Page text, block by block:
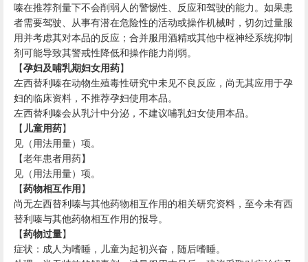
嗪在推荐剂量下不会削弱人的警惕性、反应和驾驶的能力。如果患
者需要驾驶、从事有潜在危险性的活动或操作机械时，切勿过量服
用并考虑其对本品的反应；合并服用酒精或其他中枢神经系统抑制
剂可能导致其警戒性降低和操作能力削弱。
【孕妇及哺乳期妇女用药】
左西替利嗪在动物生殖毒性研究中未见不良反应，尚无其应用于孕
妇的临床资料，不推荐孕妇使用本品。
左西替利嗪会从乳汁中分泌，不建议哺乳妇女使用本品。
【儿童用药】
见（用法用量）项。
【老年患者用药】
见（用法用量）项。
【药物相互作用】
尚无左西替利嗪与其他药物相互作用的相关研究资料，至今未有西
替利嗪与其他药物相互作用的报导。
【药物过量】
症状：成人为嗜睡，儿童为起初兴奋，随后嗜睡。